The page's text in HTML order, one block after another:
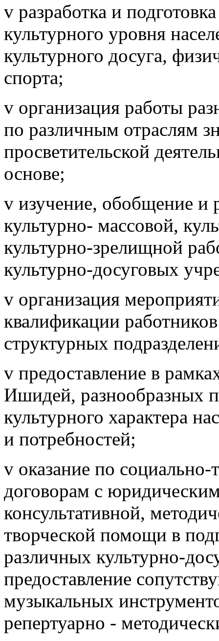
v разработка и
культурного уровня
культурного досуга,
спорта;
v организация работы
по различным отраслям
просветительской
основе;
v изучение, обобщение и
культурно- массовой,
культурно-зрелищной
культурно-досуговых
v организация
квалификации
структурных
v предоставление в
Ишидей, разнообразных
культурного характера
и потребностей;
v оказание по
договорам с
консультативной,
творческой помощи в
различных культурно-
предоставление
музыкальных
репертуарно -